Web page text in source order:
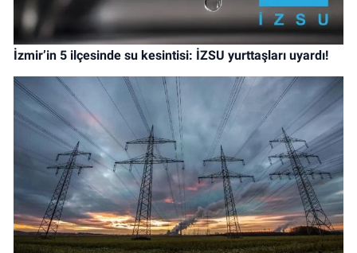
İzmir’in 5 ilçesinde su kesintisi: İZSU yurttaşları uyardı!